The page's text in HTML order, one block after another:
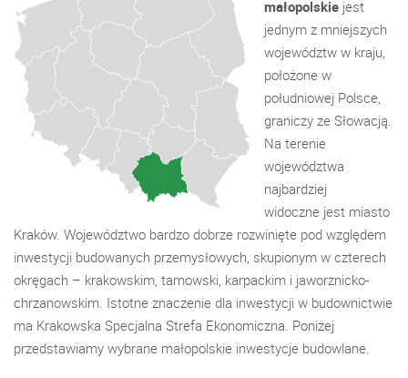
małopolskie jest
jednym z mniejszych
województw w kraju,
położone w
południowej Polsce,
graniczy ze Słowacją.
Na terenie
województwa
najbardziej
widoczne jest miasto
Kraków. Województwo bardzo dobrze rozwinięte pod względem
inwestycji budowanych przemysłowych, skupionym w czterech
okręgach – krakowskim, tarnowski, karpackim i jaworznicko-
chrzanowskim. Istotne znaczenie dla inwestycji w budownictwie
ma Krakowska Specjalna Strefa Ekonomiczna. Poniżej
przedstawiamy wybrane małopolskie inwestycje budowlane.